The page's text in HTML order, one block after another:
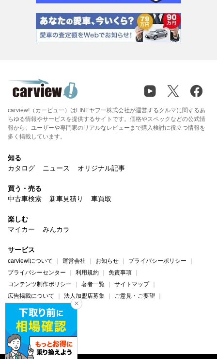
carview!（カービュー）はLINEヤフー株式会社が運営するクルマに関するあ
らゆる情報やサービスを提供するサイトです。価格やスペックなどの公式情
報から、ユーザーや専門家のリアルなレビューまで購入検討に役立つ情報を
多く掲載しています。
知る
カタログ
ニュース オリジナル記事
買う・売る
中古車検索
新車見積り 車買取
楽しむ
マイカー
みんカラ
サービス
carview!について 運営会社 お知らせ
プライバシーポリシー
プライバシーセンター
利用規約
免責事項
コンテンツ制作ポリシー
著者一覧
サイトマップ
広告掲載について
法人加盟店募集
ご意見・ご要望
ヘルプ・お問い合わせ
carview! Yahoo! JAPAN